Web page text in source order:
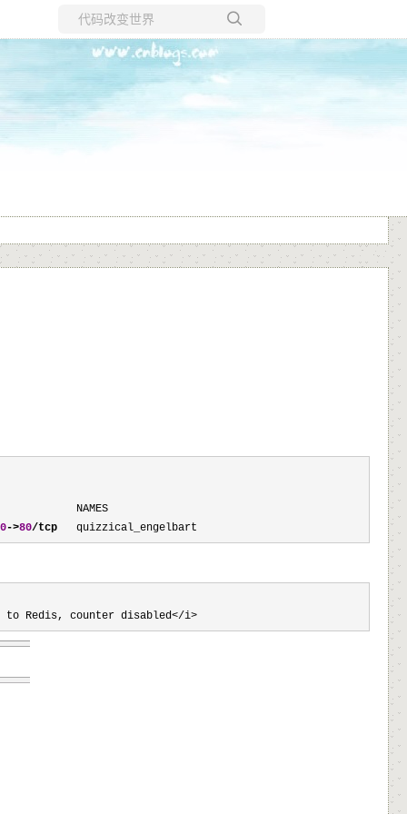
所有博客
当前博客
NAMES
->80/tcp
   quizzical_engelbart
to Redis, counter disabled</i>